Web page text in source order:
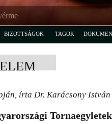
BIZOTTSÁGOK TAGOK
írta Dr. Karácsony István
Tornaegyletek